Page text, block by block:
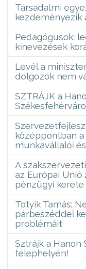
Társadalmi
kezdeményezik
Pedagógusok:
kinevezések
Levél a
dolgozók nem
SZTRÁJK a
középpontban
munkavállalói
A
az Európai Unió
pénzügyi kerete
Totyik Tamás:
párbeszéddel
problémáit
Sztrájk a Hanon
telephelyén!